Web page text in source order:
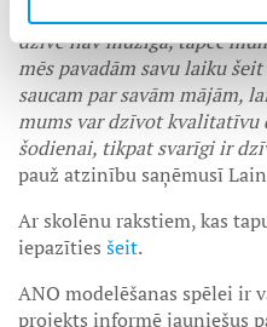
“Īstermiņa pasaulē ir grūti
dzīve nav mūžīga, tāpēc
mēs pavadām savu laiku
saucam par savām mājām,
mums var dzīvot kvalitatīvu
šodienai, tikpat svarīgi ir
pauž atzinību saņēmusī
Ar skolēnu rakstiem, kas
iepazīties šeit.
ANO modelēšanas spēlei ir
projekts informē jauniešus